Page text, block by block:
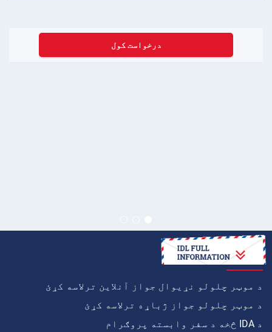
درخواست کول
څنګه
د موټر چلولو نړیوال جواز آنلاین ترلاسه کړئ
د موټر چلولو جواز ژباړه ترلاسه کړئ
د IDA څخه د سفر وابسته پروګرام